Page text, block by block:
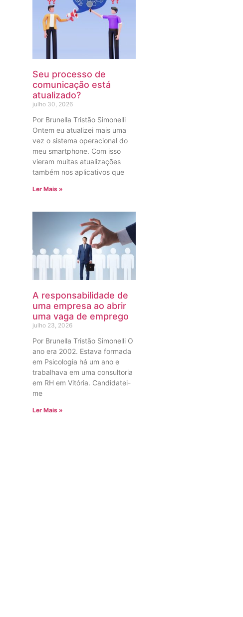
Seu processo de
comunicação está
atualizado?
julho 30, 2026
Por Brunella Tristão Simonelli
Ontem eu atualizei mais uma
vez o sistema operacional do
meu smartphone. Com isso
vieram muitas atualizações
também nos aplicativos que
Ler Mais »
A responsabilidade de
uma empresa ao abrir
uma vaga de emprego
julho 23, 2026
Por Brunella Tristão Simonelli O
ano era 2002. Estava formada
em Psicologia há um ano e
trabalhava em uma consultoria
em RH em Vitória. Candidatei-
me
Ler Mais »